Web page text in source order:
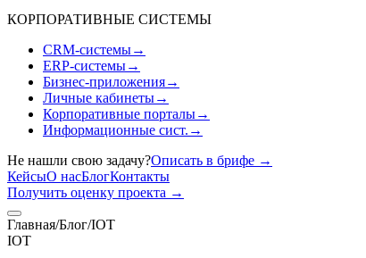
КОРПОРАТИВНЫЕ СИСТЕМЫ
CRM-системы→
ERP-системы→
Бизнес-приложения→
Личные кабинеты→
Корпоративные порталы→
Информационные сист. →
Не нашли свою задачу?Описать в брифе →
КейсыО насБлогКонтакты
Получить оценку проекта →
Главная/Блог/IOT
IOT